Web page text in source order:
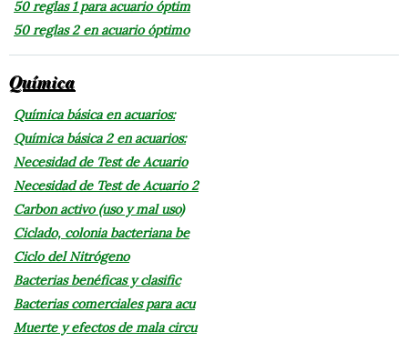
50 reglas 1 para acuario óptim
50 reglas 2 en acuario óptimo
Química
Química básica en acuarios:
Química básica 2 en acuarios:
Necesidad de Test de Acuario
Necesidad de Test de Acuario 2
Carbon activo (uso y mal uso)
Ciclado, colonia bacteriana be
Ciclo del Nitrógeno
Bacterias benéficas y clasific
Bacterias comerciales para acu
Muerte y efectos de mala circu